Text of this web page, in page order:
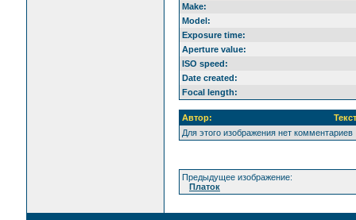
Make:
Model:
Exposure time:
Aperture value:
ISO speed:
Date created:
Focal length:
Автор:
Для этого изображения нет комментариев
Предыдущее изображение:
Платок